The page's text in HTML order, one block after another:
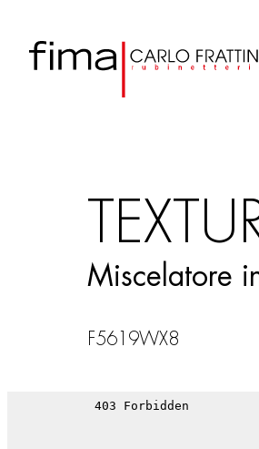
Miscelatore
F5619WX8